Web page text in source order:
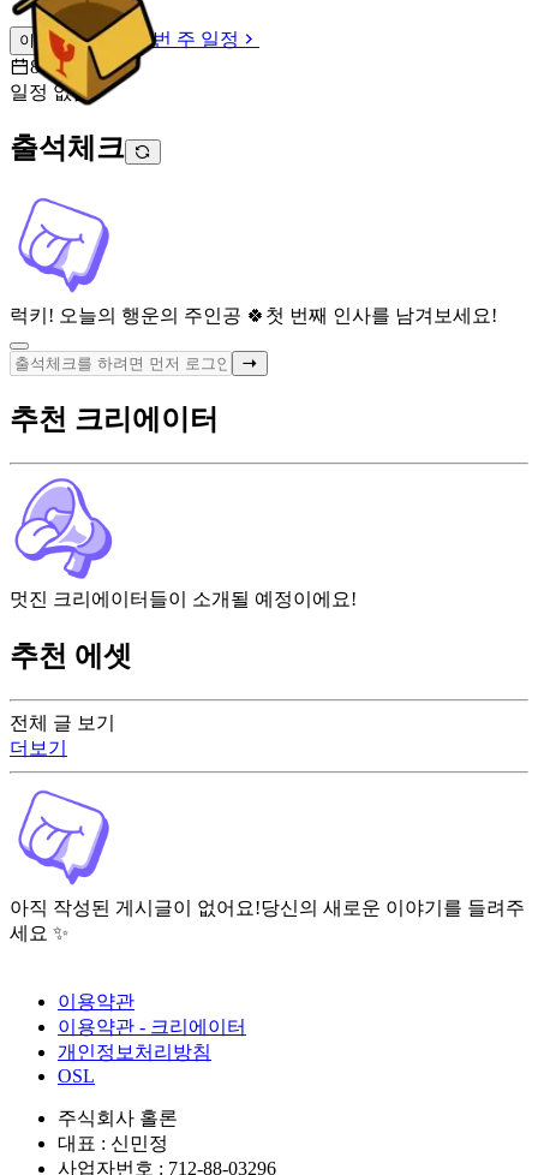
이번 주 일정
이번 주 일정
8월 7일 [금]
일정 없음
출석체크
럭키! 오늘의 행운의 주인공 🍀 첫 번째 인사를 남겨보세요!
전체 글 보기
더보기
아직 작성된 게시글이 없어요!당신의 새로운 이야기를 들려주
세요 ✨
추천 크리에이터
멋진 크리에이터들이 소개될 예정이에요!
추천 에셋
이용약관
이용약관 - 크리에이터
개인정보처리방침
OSL
주식회사 홀론
대표 : 신민정
사업자번호 : 712-88-03296